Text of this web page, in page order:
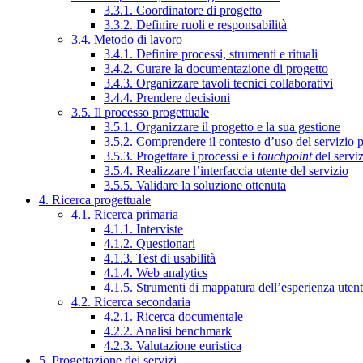
3.3.1. Coordinatore di progetto
3.3.2. Definire ruoli e responsabilità
3.4. Metodo di lavoro
3.4.1. Definire processi, strumenti e rituali
3.4.2. Curare la documentazione di progetto
3.4.3. Organizzare tavoli tecnici collaborativi
3.4.4. Prendere decisioni
3.5. Il processo progettuale
3.5.1. Organizzare il progetto e la sua gestione
3.5.2. Comprendere il contesto d’uso del servizio
3.5.3. Progettare i processi e i touchpointdel
3.5.4. Realizzare l’interfaccia utente del servizio
3.5.5. Validare la soluzione ottenuta
4. Ricerca progettuale
4.1. Ricerca primaria
4.1.1. Interviste
4.1.2. Questionari
4.1.3. Test di usabilità
4.1.4. Web analytics
4.1.5. Strumenti di mappatura dell’esperienza
4.2. Ricerca secondaria
4.2.1. Ricerca documentale
4.2.2. Analisi benchmark
4.2.3. Valutazione euristica
5. Progettazione dei servizi